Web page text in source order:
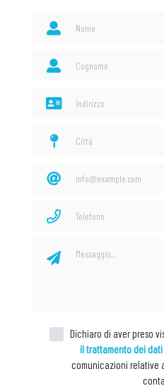
Dichiaro di aver preso
il trattamento dei
comunicazioni relative